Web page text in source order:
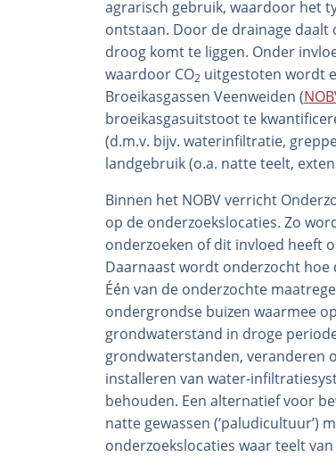
agrarisch gebruik, waardoor het
ontstaan. Door de drainage
droog komt te liggen. Onder
waardoor CO2 uitgestoten wordt
Broeikasgassen Veenweiden (
broeikasgasuitstoot te
(d.m.v. bijv. waterinfiltratie,
landgebruik (o.a. natte teelt,
Binnen het NOBV verricht
op de onderzoekslocaties. Zo
onderzoeken of dit invloed heeft
Daarnaast wordt onderzocht
Één van de onderzochte
ondergrondse buizen waarmee
grondwaterstand in droge
grondwaterstanden, veranderen
installeren van water-
behouden. Een alternatief voor
natte gewassen (‘paludicultuur’)
onderzoekslocaties waar teelt